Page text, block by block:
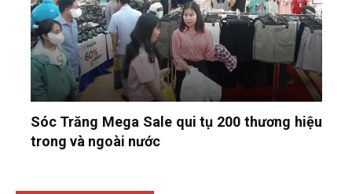
Sóc Trăng Mega Sale qui tụ 200 thương hiệu
trong và ngoài nước